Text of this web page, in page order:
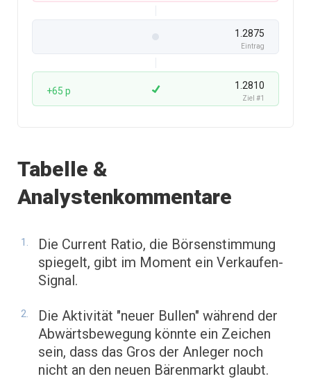
1.2875
Eintrag
+65 p 1.2810
Ziel #1
Tabelle &
Analystenkommentare
Die Current Ratio, die Börsenstimmung
spiegelt, gibt im Moment ein Verkaufen-
Signal.
Die Aktivität "neuer Bullen" während der
Abwärtsbewegung könnte ein Zeichen
sein, dass das Gros der Anleger noch
nicht an den neuen Bärenmarkt glaubt.